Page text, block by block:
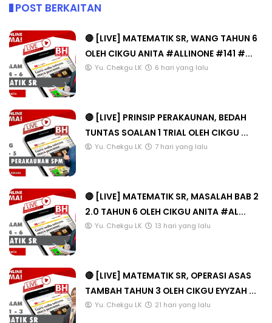
POST BERKAITAN
🔴 [LIVE] MATEMATIK SR, WANG TAHUN 6
OLEH CIKGU ANITA #ALLINONE #141 #...
Yu. Chekgu LK 6 hari yang lalu
🔴 [LIVE] PRINSIP PERAKAUNAN, BEDAH
TUNTAS SOALAN 1 TRIAL OLEH CIKGU ...
Yu. Chekgu LK 7 hari yang lalu
🔴 [LIVE] MATEMATIK SR, MASALAH BAB 2
2.0 TAHUN 6 OLEH CIKGU ANITA #AL...
Yu. Chekgu LK 13 hari yang lalu
🔴 [LIVE] MATEMATIK SR, OPERASI ASAS
TAMBAH TAHUN 3 OLEH CIKGU EYYZAH ...
Yu. Chekgu LK 21 hari yang lalu